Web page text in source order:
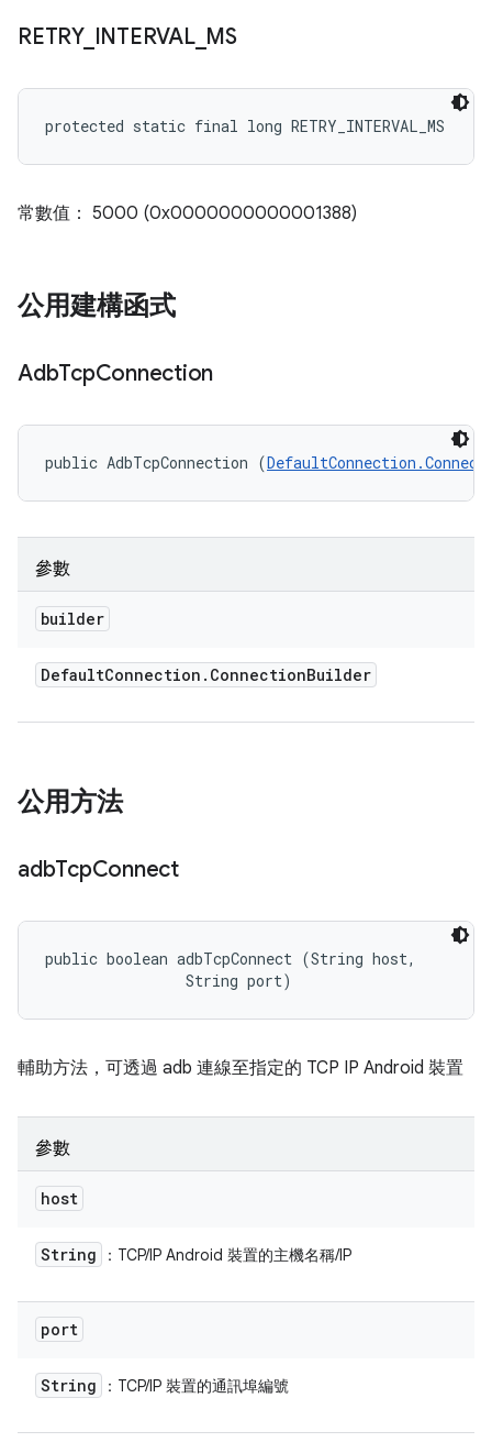
RETRY_ INTERVAL_ MS
protected static final long RETRY_INTERVAL_MS
常數值： 5000 (0x0000000000001388)
公用建構函式
AdbTcpConnection
public AdbTcpConnection (
參數
builder
DefaultConnection . ConnectionBuilder
公用方法
adbTcpConnect
public boolean adbTcpConnect (String host,
                String port)
輔助方法，可透過 adb 連線至指定的 TCP IP Android 裝置
參數
host
String ：TCP/IP Android 裝置的主機名稱/IP
port
String ：TCP/IP 裝置的通訊埠編號